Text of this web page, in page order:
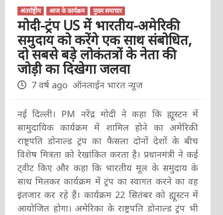
अंतर्राष्ट्रीय आज के कार्यक्रम मुख्य समाचार
मोदी-ट्रंप US में भारतीय-अमेरिकी
समुदाय को करेंगे एक साथ संबोधित,
दो सबसे बड़े लोकंतत्रों के नेता की
जोड़ी का दिखेगा जलवा
7 वर्ष ago ऑनलाईन भारत न्यूज़
नई दिल्ली। PM नरेंद्र मोदी ने कहा कि ह्यूस्टन में
सामुदायिक कार्यक्रम में शामिल होने का अमेरिकी
राष्ट्रपति डोनाल्ड ट्रंप का फैसला दोनों देशों के बीच
विशेष मित्रता को रेखांकित करता है। प्रधानमंत्री ने कई
ट्वीट किए और कहा कि भारतीय मूल के समुदाय के
साथ मिलकर कार्यक्रम में ट्रंप का स्वागत करने का वह
इंतजार कर रहे हैं। कार्यक्रम 22 सितंबर को ह्यूस्टन में
आयोजित होगा। अमेरिका के राष्ट्रपति डोनाल्ड ट्रंप भी